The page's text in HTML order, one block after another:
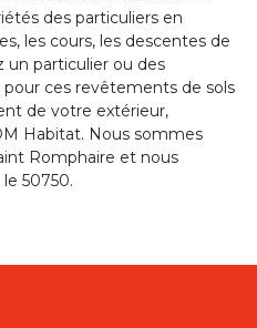
des particuliers en
les cours, les descentes de
un particulier ou des
ces revêtements de sols
de votre extérieur,
Habitat. Nous sommes
Romphaire et nous
50750.